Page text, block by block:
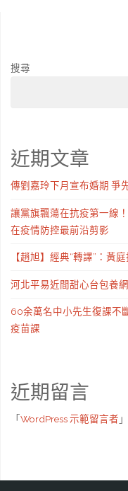
搜尋
近期文章
傳劉嘉玲下月宣布婚期 爭
讓黨旗飄蕩在抗疫第一線
在疫情防控最前沿剪影
【趙旭】經典“轉譯”：黃
河北平易近間甜心台包養
60余萬名中小先生復課不
疫苗課
近期留言
「 WordPress 示範留言者